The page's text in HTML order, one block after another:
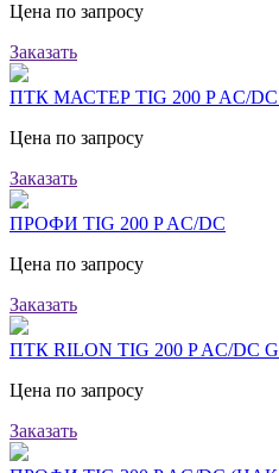
Цена по запросу
Заказать
ПТК МАСТЕР TIG 200 P AC/DC
Цена по запросу
Заказать
ПРОФИ TIG 200 P AC/DC
Цена по запросу
Заказать
ПТК RILON TIG 200 P AC/DC
Цена по запросу
Заказать